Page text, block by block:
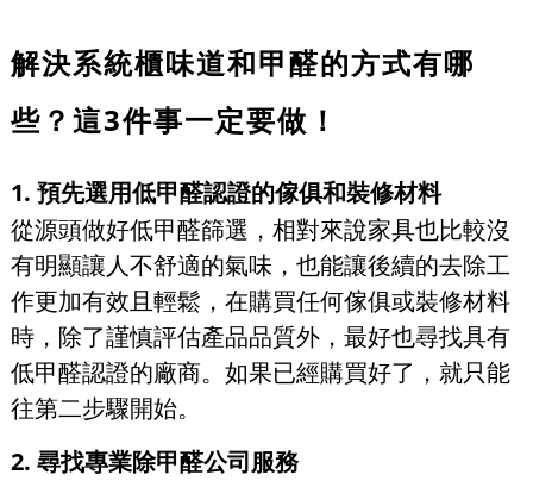
解決系統櫃味道和甲醛的方式有哪
些？這3件事一定要做！
1. 預先選用低甲醛認證的傢俱和裝修材料
從源頭做好低甲醛篩選，相對來說家具也比較沒
有明顯讓人不舒適的氣味，也能讓後續的去除工
作更加有效且輕鬆，在購買任何傢俱或裝修材料
時，除了謹慎評估產品品質外，最好也尋找具有
低甲醛認證的廠商。如果已經購買好了，就只能
往第二步驟開始。
2. 尋找專業除甲醛公司服務